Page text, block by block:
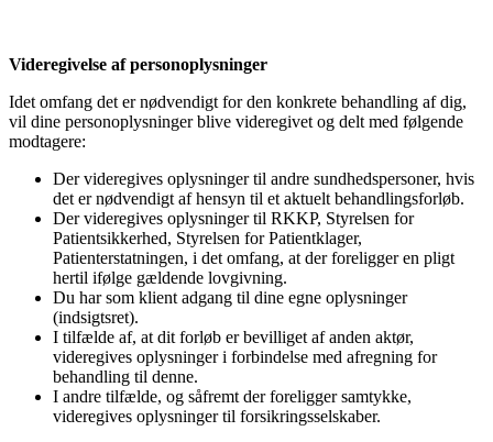
Videregivelse af personoplysninger
Idet omfang det er nødvendigt for den konkrete behandling af dig,
vil dine personoplysninger blive videregivet og delt med følgende
modtagere:
Der videregives oplysninger til andre sundhedspersoner, hvis
det er nødvendigt af hensyn til et aktuelt behandlingsforløb.
Der videregives oplysninger til RKKP, Styrelsen for
Patientsikkerhed, Styrelsen for Patientklager,
Patienterstatningen, i det omfang, at der foreligger en pligt
hertil ifølge gældende lovgivning.
Du har som klient adgang til dine egne oplysninger
(indsigtsret).
I tilfælde af, at dit forløb er bevilliget af anden aktør,
videregives oplysninger i forbindelse med afregning for
behandling til denne.
I andre tilfælde, og såfremt der foreligger samtykke,
videregives oplysninger til forsikringsselskaber.